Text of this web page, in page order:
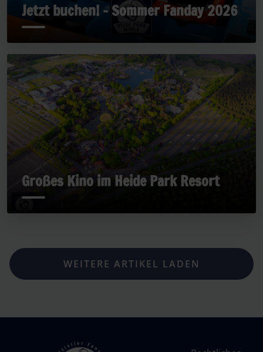
Jetzt buchen! - Sommer Fanday 2026
Großes Kino im Heide Park Resort
WEITERE ARTIKEL LADEN